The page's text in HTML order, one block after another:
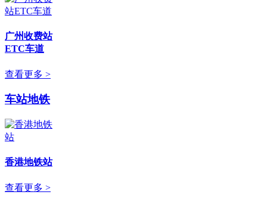
广州收费站
ETC车道
查看更多 >
车站地铁
香港地铁站
查看更多 >